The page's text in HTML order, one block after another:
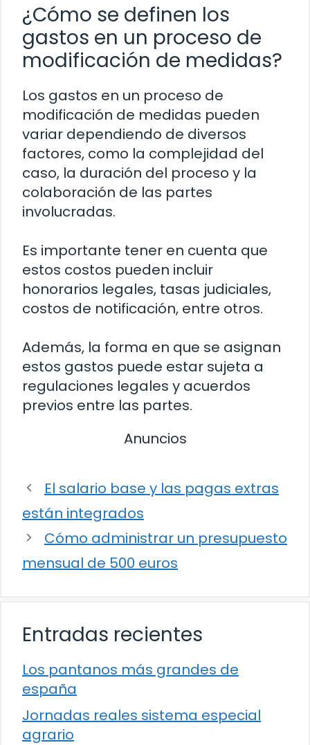
¿Cómo se definen los
gastos en un proceso de
modificación de medidas?
Los gastos en un proceso de
modificación de medidas pueden
variar dependiendo de diversos
factores, como la complejidad del
caso, la duración del proceso y la
colaboración de las partes
involucradas.
Es importante tener en cuenta que
estos costos pueden incluir
honorarios legales, tasas judiciales,
costos de notificación, entre otros.
Además, la forma en que se asignan
estos gastos puede estar sujeta a
regulaciones legales y acuerdos
previos entre las partes.
Anuncios
El salario base y las pagas extras
están integrados
Cómo administrar un presupuesto
mensual de 500 euros
Entradas recientes
Los pantanos más grandes de
españa
Jornadas reales sistema especial
agrario